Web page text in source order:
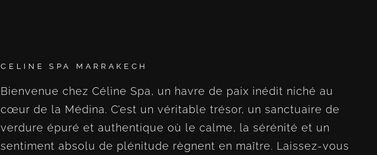
CELINE SPA MARRAKECH
Bienvenue chez Céline Spa, un havre de paix inédit niché au
cœur de la Médina. C’est un véritable trésor, un sanctuaire de
verdure épuré et authentique où le calme, la sérénité et un
sentiment absolu de plénitude règnent en maître. Laissez-vous